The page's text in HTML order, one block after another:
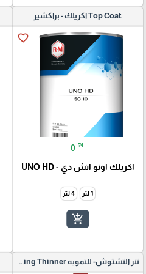
Top Coat اكريلك - براكشير
favorite_border
0 ₪
اكريلك اونو اتش دي - UNO HD
1 لتر 4 لتر
add_shopping_cart
تنر التشتوش- للتمويه Blending Thinner